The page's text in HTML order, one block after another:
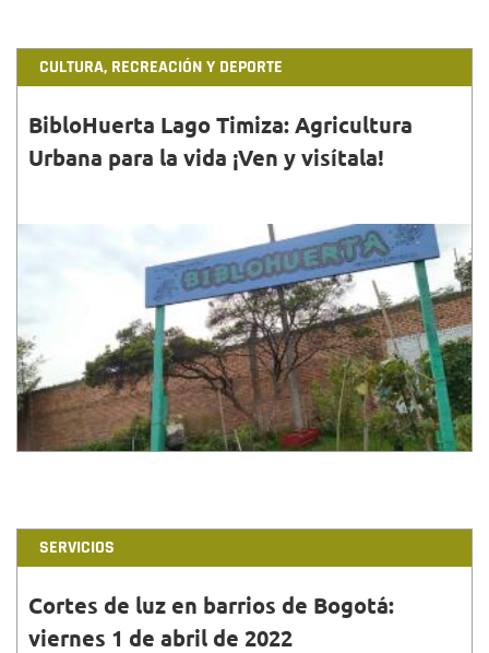
CULTURA, RECREACIÓN Y DEPORTE
BibloHuerta Lago Timiza: Agricultura
Urbana para la vida ¡Ven y visítala!
¿Ya conoces la huerta de la Biblioteca Pública Lago
Timiza? Aquí te contamos su historia e incidencia en
la localidad de Kennedy.
SERVICIOS
Cortes de luz en barrios de Bogotá:
viernes 1 de abril de 2022